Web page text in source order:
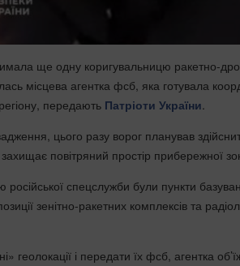
ще одну коригувальницю ракетно-
місцева агентка фсб, яка готувала
передають Патріоти України.
цього разу ворог планував
повітряний простір прибережної
російської спецслужби були пункти
зенітно-ракетних комплексів та
геолокації і передати їх фсб, агентка